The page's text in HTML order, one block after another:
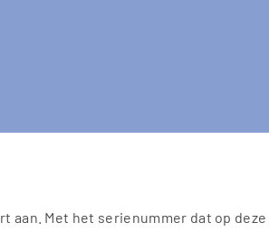
Met het serienummer dat op